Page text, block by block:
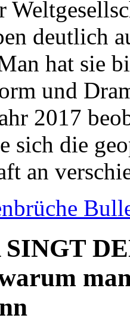
deutlich
hat sie
und
2017
sich die
an